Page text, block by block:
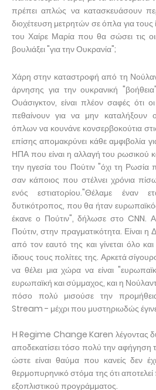
πρέπει απλώς να κατασκευάσουν
διοχέτευση μετρητών σε όπλα για τους
του Χαίρε Μαρία που θα σώσει τις
βουλιάξει "για την Ουκρανία";
Χάρη στην καταστροφή από τη
άρνησης για την ουκρανική
Ουάσιγκτον, είναι πλέον σαφές ότι
πεθαίνουν για να μην καταλήξουν
όπλων να κουνάνε κονσερβοκούτια
επίσης απομακρύνει κάθε αμφιβολία
ΗΠΑ που είναι η αλλαγή του ρωσικού
την ηγεσία του Πούτιν "όχι τη Ρωσία
σαν κάποιος που στέλνει χρόνια
ενός εστιατορίου."Θέλαμε έναν
δυτικότροπος, που θα ήταν
έκανε ο Πούτιν", δήλωσε στο CNN.
Πούτιν, στην πραγματικότητα. Είναι
από τον εαυτό της και γίνεται όλο
ίδιους τους πολίτες της. Αρκετά
να θέλει μια χώρα να είναι
ευρωπαϊκή και σύμμαχος, και η Νούλαντ
πόσο πολύ μισούσε την
Stream - μέχρι που μυστηριωδώς
Η Regime Change Karen λέγοντας
αποδεκατίσει τόσο πολύ την αφήγηση
ώστε είναι θαύμα που κανείς δεν
θερμοπυρηνικό στόμα της ότι
εξοπλιστικού προγράμματος.